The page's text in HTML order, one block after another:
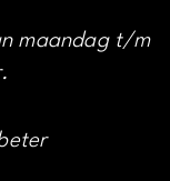
maandag t/m